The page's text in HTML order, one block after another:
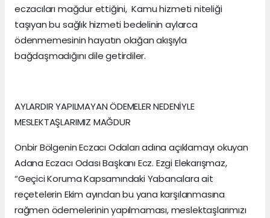
eczacıları mağdur ettiğini, Kamu hizmeti niteliği
taşıyan bu sağlık hizmeti bedelinin aylarca
ödenmemesinin hayatın olağan akışıyla
bağdaşmadığını dile getirdiler.
AYLARDIR YAPILMAYAN ÖDEMELER NEDENİYLE
MESLEKTAŞLARIMIZ MAĞDUR
Onbir Bölgenin Eczacı Odaları adına açıklamayı okuyan
Adana Eczacı Odası Başkanı Ecz. Ezgi Elekarışmaz,
“Geçici Koruma Kapsamındaki Yabancılara ait
reçetelerin Ekim ayından bu yana karşılanmasına
rağmen ödemelerinin yapılmaması, meslektaşlarımızı